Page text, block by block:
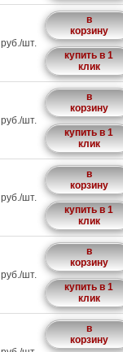
руб./шт.
в
корзину
купить в 1
клик
руб./шт.
в
корзину
купить в 1
клик
руб./шт.
в
корзину
купить в 1
клик
руб./шт.
в
корзину
купить в 1
клик
в
корзину